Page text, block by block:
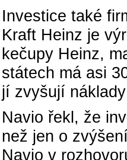
Investice také
Kraft Heinz je
kečupy Heinz,
státech má asi
jí zvyšují
Navio řekl, že
než jen o
Navio v